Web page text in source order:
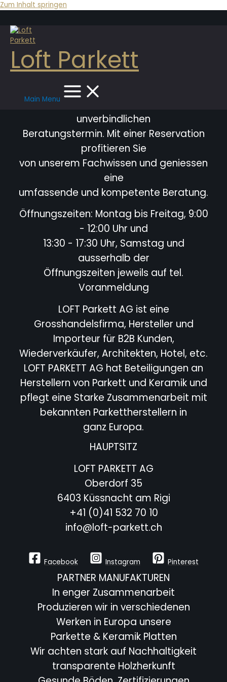
Zum Inhalt springen
Loft Parkett
Main Menu
Bitte vereinbaren Sie immer einen
unverbindlichen
Beratungstermin. Mit einer Reservation
profitieren Sie
von unserem Fachwissen und geniessen
eine
umfassende und kompetente Beratung.
Öffnungszeiten: Montag bis Freitag, 9:00
- 12:00 Uhr und
13:30 - 17:30 Uhr, Samstag und
ausserhalb der
Öffnungszeiten jeweils auf tel.
Voranmeldung
LOFT Parkett AG ist eine
Grosshandelsfirma, Hersteller und
Importeur für B2B Kunden,
Wiederverkäufer, Architekten, Hotel, etc.
LOFT PARKETT AG hat Beteiligungen an
Herstellern von Parkett und Keramik und
pflegt eine Starke Zusammenarbeit mit
bekannten Parkettherstellern in
ganz Europa.
HAUPTSITZ
LOFT PARKETT AG
Oberdorf 35
6403 Küssnacht am Rigi
+41 (0)41 532 70 10
info@loft-parkett.ch
Facebook Instagram Pinterest
PARTNER MANUFAKTUREN
In enger Zusammenarbeit
Produzieren wir in verschiedenen
Werken in Europa unsere
Parkette & Keramik Platten
Wir achten stark auf Nachhaltigkeit
transparente Holzherkunft